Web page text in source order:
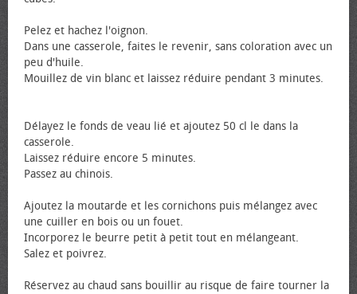
Pelez et hachez l'oignon.
Dans une casserole, faites le revenir, sans coloration avec un
peu d'huile.
Mouillez de vin blanc et laissez réduire pendant 3 minutes.
Délayez le fonds de veau lié et ajoutez 50 cl le dans la
casserole.
Laissez réduire encore 5 minutes.
Passez au chinois.
Ajoutez la moutarde et les cornichons puis mélangez avec
une cuiller en bois ou un fouet.
Incorporez le beurre petit à petit tout en mélangeant.
Salez et poivrez.
Réservez au chaud sans bouillir au risque de faire tourner la